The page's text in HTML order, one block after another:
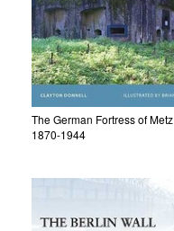
The German Fortress of Metz
1870-1944